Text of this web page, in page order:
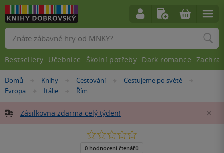
Nacházíte
se
Domů »
Knihy »
Cestování »
Cestujeme po světě
Evropa »
Itálie »
Řím
Zásilkovna zdarma celý týden!
0.0
5
0 hodnocení čtenářů
Vyhledávání
Bestsellery Učebnice Školní potřeby Dark romance